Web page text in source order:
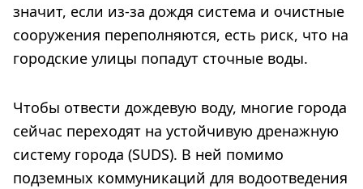
значит, если из-за дождя система и очистные
сооружения переполняются, есть риск, что на
городские улицы попадут сточные воды.
Чтобы отвести дождевую воду, многие города
сейчас переходят на устойчивую дренажную
систему города (SUDS). В ней помимо
подземных коммуникаций для водоотведения